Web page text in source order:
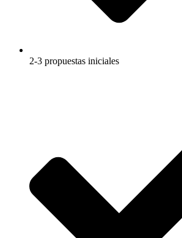
2-3 propuestas iniciales